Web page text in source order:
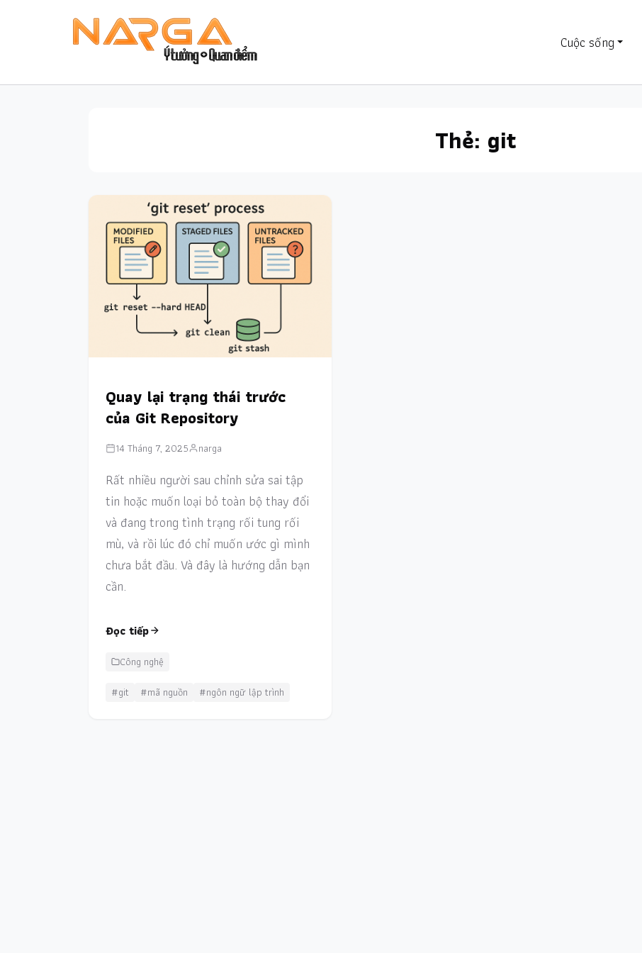
Cuộc sống
Thẻ: git
Quay lại trạng thái trước
của Git Repository
14 Tháng 7, 2025 narga
Rất nhiều người sau chỉnh sửa sai tập
tin hoặc muốn loại bỏ toàn bộ thay đổi
và đang trong tình trạng rối tung rối
mù, và rồi lúc đó chỉ muốn ước gì mình
chưa bắt đầu. Và đây là hướng dẫn bạn
cần.
Đọc tiếp
Công nghệ
#git
#mã nguồn #ngôn ngữ lập trình